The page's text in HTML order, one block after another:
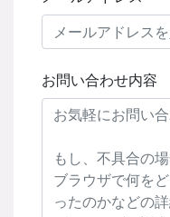
お問い合わせ内容